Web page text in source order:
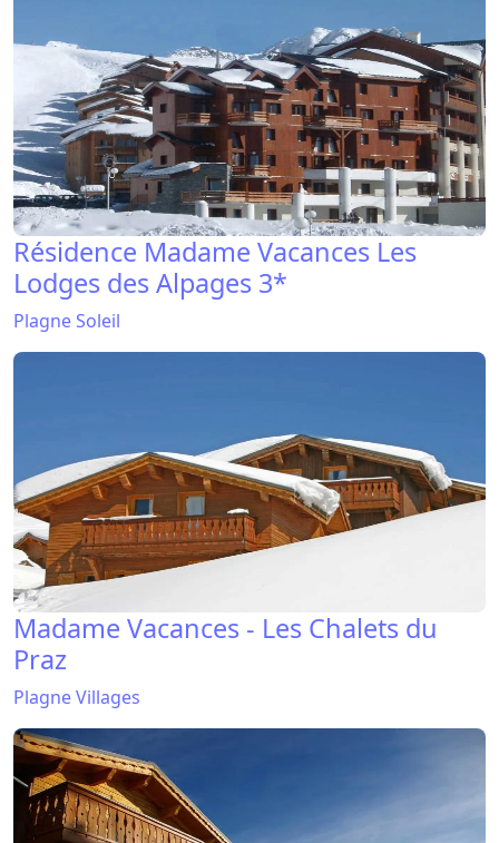
Résidence Madame Vacances Les
Lodges des Alpages 3*
Plagne Soleil
Madame Vacances - Les Chalets du
Praz
Plagne Villages